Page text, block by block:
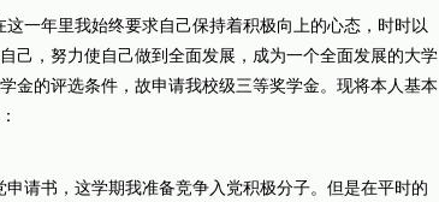
年里我始终要求自己保持着积极向上的心态，时时以
己，努力使自己做到全面发展，成为一个全面发展的大学
金的评选条件，故申请我校级三等奖学金。现将本人基本
请书，这学期我准备竞争入党积极分子。但是在平时的